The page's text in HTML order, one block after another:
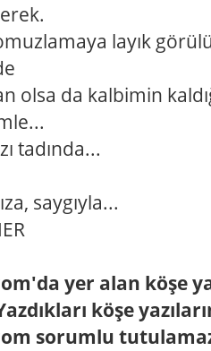
layık
olsa da kalbimin
tadında...
saygıyla...
yer alan köşe
köşe
sorumlu